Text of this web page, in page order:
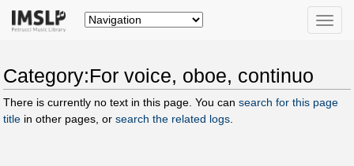
Toggle
Category:For voice, oboe, continuo
There is currently no text in this page. You can search for this page
title in other pages, or search the related logs